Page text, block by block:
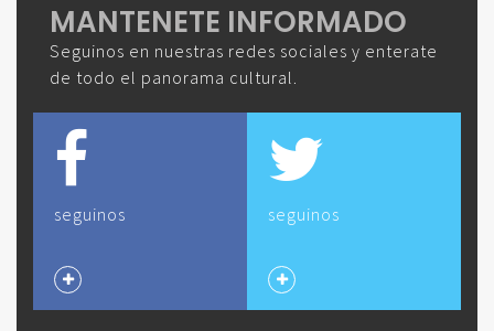
MANTENETE INFORMADO
Seguinos en nuestras redes sociales y enterate
de todo el panorama cultural.
seguinos seguinos